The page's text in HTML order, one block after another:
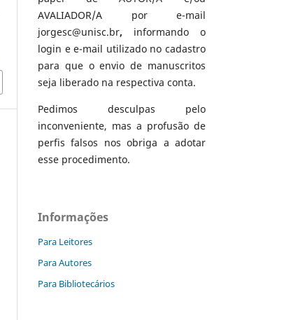
AVALIADOR/A por e-mail
jorgesc@unisc.br, informando o
login e e-mail utilizado no cadastro
para que o envio de manuscritos
seja liberado na respectiva conta.
Pedimos desculpas pelo
inconveniente, mas a profusão de
perfis falsos nos obriga a adotar
esse procedimento.
Informações
Para Leitores
Para Autores
Para Bibliotecários